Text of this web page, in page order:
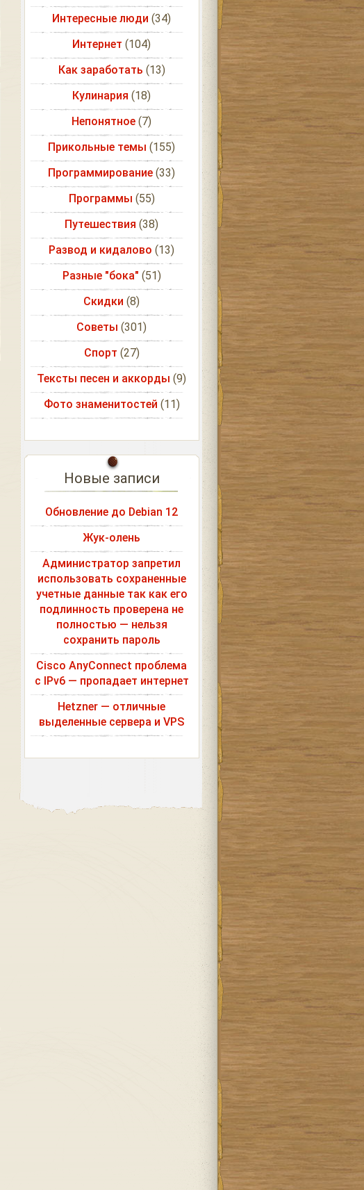
Интересные люди (34)
Интернет (104)
Как заработать (13)
Кулинария (18)
Непонятное (7)
Прикольные темы (155)
Программирование (33)
Программы (55)
Путешествия (38)
Развод и кидалово (13)
Разные "бока" (51)
Скидки (8)
Советы (301)
Спорт (27)
Тексты песен и аккорды (9)
Фото знаменитостей (11)
Новые записи
Обновление до Debian 12
Жук-олень
Администратор запретил
использовать сохраненные
учетные данные так как его
подлинность проверена не
полностью — нельзя
сохранить пароль
Cisco AnyConnect проблема
с IPv6 — пропадает интернет
Hetzner — отличные
выделенные сервера и VPS